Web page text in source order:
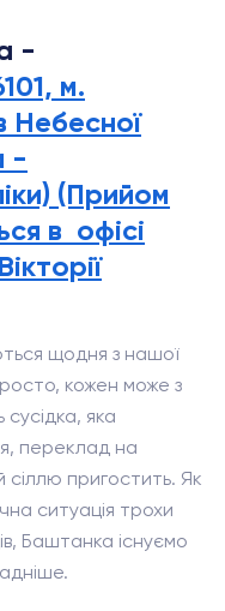
-
м.
Небесної
-
(Прийом
в офісі
щодня з нашої
кожен може з
яка
переклад на
сіллю пригостить. Як
ситуація трохи
Баштанка існуємо